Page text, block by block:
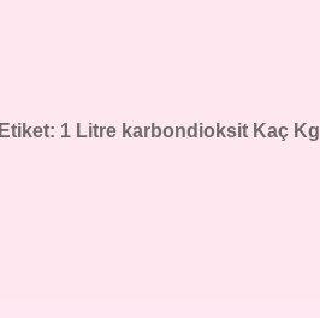
Etiket: 1 Litre karbondioksit Kaç Kg